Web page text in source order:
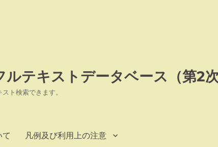
ルテキストデータベース（第2
ト検索できます。
て 凡例及び利用上の注意